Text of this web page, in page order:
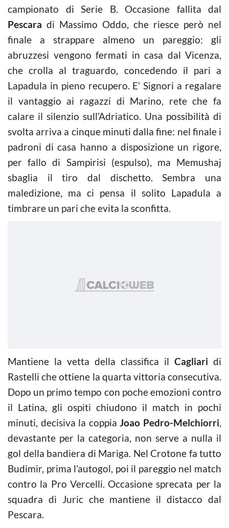
campionato di Serie B. Occasione fallita dal
Pescara di Massimo Oddo, che riesce però nel
finale a strappare almeno un pareggio: gli
abruzzesi vengono fermati in casa dal Vicenza,
che crolla al traguardo, concedendo il pari a
Lapadula in pieno recupero. E’ Signori a regalare
il vantaggio ai ragazzi di Marino, rete che fa
calare il silenzio sull’Adriatico. Una possibilità di
svolta arriva a cinque minuti dalla fine: nel finale i
padroni di casa hanno a disposizione un rigore,
per fallo di Sampirisi (espulso), ma Memushaj
sbaglia il tiro dal dischetto. Sembra una
maledizione, ma ci pensa il solito Lapadula a
timbrare un pari che evita la sconfitta.
Mantiene la vetta della classifica il Cagliari di
Rastelli che ottiene la quarta vittoria consecutiva.
Dopo un primo tempo con poche emozioni contro
il Latina, gli ospiti chiudono il match in pochi
minuti, decisiva la coppiaJoao Pedro-Melchiorri,
devastante per la categoria, non serve a nulla il
gol della bandiera di Mariga. Nel Crotone fa tutto
Budimir, prima l’autogol, poi il pareggio nel match
contro la Pro Vercelli. Occasione sprecata per la
squadra di Juric che mantiene il distacco dal
Pescara.